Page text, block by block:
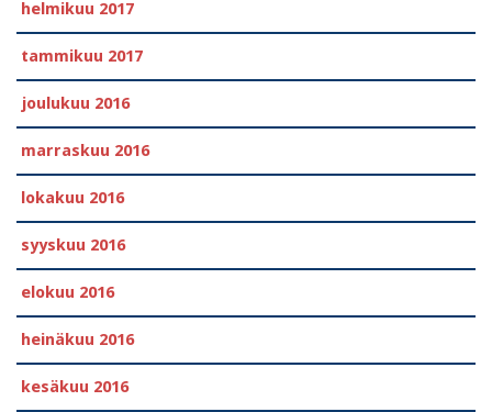
helmikuu 2017
tammikuu 2017
joulukuu 2016
marraskuu 2016
lokakuu 2016
syyskuu 2016
elokuu 2016
heinäkuu 2016
kesäkuu 2016